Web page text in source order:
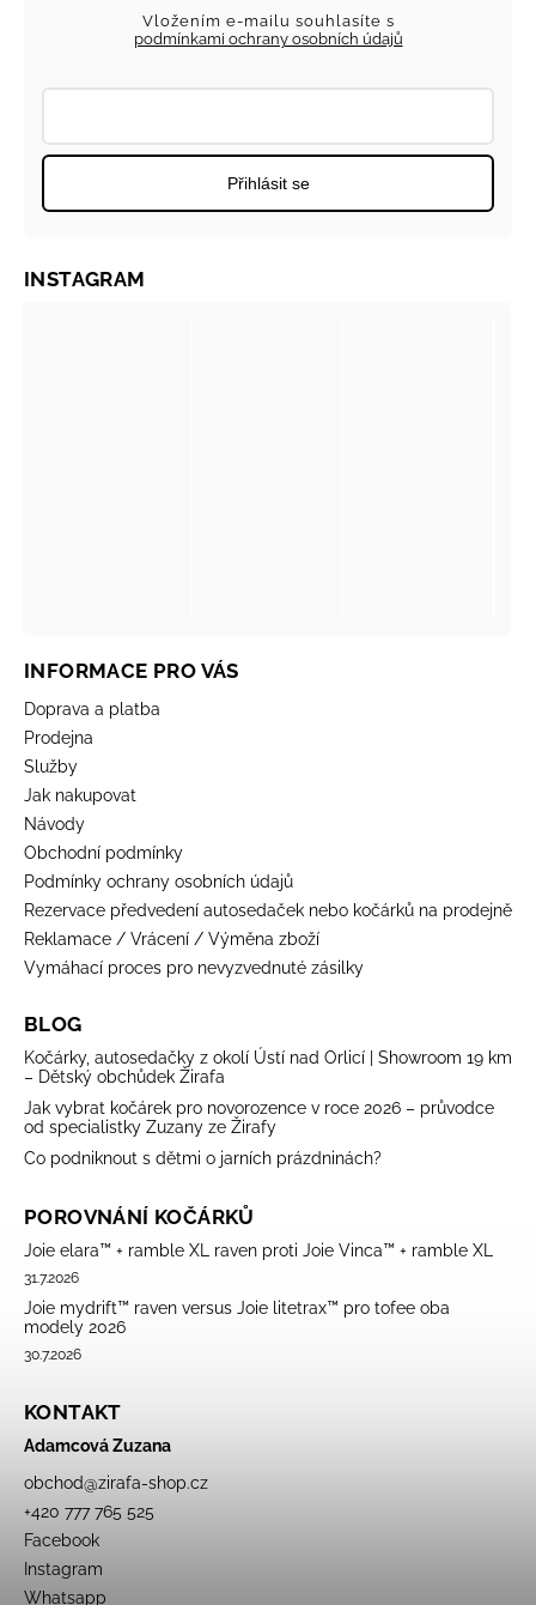
Vložením e-mailu souhlasíte s
podmínkami ochrany osobních údajů
Přihlásit se
INFORMACE PRO VÁS
Doprava a platba
Prodejna
Služby
Jak nakupovat
Návody
Obchodní podmínky
Podmínky ochrany osobních údajů
Rezervace předvedení autosedaček nebo kočárků na prodejně
Reklamace / Vrácení / Výměna zboží
Vymáhací proces pro nevyzvednuté zásilky
BLOG
Kočárky, autosedačky z okolí Ústí nad Orlicí | Showroom 19 km
– Dětský obchůdek Žirafa
Jak vybrat kočárek pro novorozence v roce 2026 – průvodce
od specialistky Zuzany ze Žirafy
Co podniknout s dětmi o jarních prázdninách?
POROVNÁNÍ KOČÁRKŮ
Joie elara™ + ramble XL raven proti Joie Vinca™ + ramble XL
31.7.2026
Joie mydrift™ raven versus Joie litetrax™ pro tofee oba
modely 2026
30.7.2026
KONTAKT
Adamcová Zuzana
obchod@zirafa-shop.cz
+420 777 765 525
Facebook
Instagram
Whatsapp
INSTAGRAM